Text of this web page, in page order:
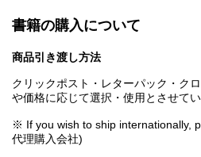
書籍の購入について
商品引き渡し方法
クリックポスト・レターパック・ク
や価格に応じて選択・使用とさせてい
※ If you wish to ship internationally,
代理購入会社)